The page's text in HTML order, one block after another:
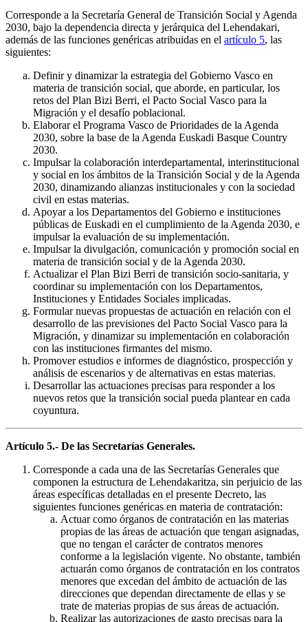
Corresponde a la Secretaría General de Transición Social y Agenda
2030, bajo la dependencia directa y jerárquica del Lehendakari,
además de las funciones genéricas atribuidas en el artículo 5, las
siguientes:
Definir y dinamizar la estrategia del Gobierno Vasco en
materia de transición social, que aborde, en particular, los
retos del Plan Bizi Berri, el Pacto Social Vasco para la
Migración y el desafío poblacional.
Elaborar el Programa Vasco de Prioridades de la Agenda
2030, sobre la base de la Agenda Euskadi Basque Country
2030.
Impulsar la colaboración interdepartamental, interinstitucional
y social en los ámbitos de la Transición Social y de la Agenda
2030, dinamizando alianzas institucionales y con la sociedad
civil en estas materias.
Apoyar a los Departamentos del Gobierno e instituciones
públicas de Euskadi en el cumplimiento de la Agenda 2030, e
impulsar la evaluación de su implementación.
Impulsar la divulgación, comunicación y promoción social en
materia de transición social y de la Agenda 2030.
Actualizar el Plan Bizi Berri de transición socio-sanitaria, y
coordinar su implementación con los Departamentos,
Instituciones y Entidades Sociales implicadas.
Formular nuevas propuestas de actuación en relación con el
desarrollo de las previsiones del Pacto Social Vasco para la
Migración, y dinamizar su implementación en colaboración
con las instituciones firmantes del mismo.
Promover estudios e informes de diagnóstico, prospección y
análisis de escenarios y de alternativas en estas materias.
Desarrollar las actuaciones precisas para responder a los
nuevos retos que la transición social pueda plantear en cada
coyuntura.
Artículo 5.- De las Secretarías Generales.
Corresponde a cada una de las Secretarías Generales que
componen la estructura de Lehendakaritza, sin perjuicio de las
áreas específicas detalladas en el presente Decreto, las
siguientes funciones genéricas en materia de contratación:
Actuar como órganos de contratación en las materias
propias de las áreas de actuación que tengan asignadas,
que no tengan el carácter de contratos menores
conforme a la legislación vigente. No obstante, también
actuarán como órganos de contratación en los contratos
menores que excedan del ámbito de actuación de las
direcciones que dependan directamente de ellas y se
trate de materias propias de sus áreas de actuación.
Realizar las autorizaciones de gasto precisas para la